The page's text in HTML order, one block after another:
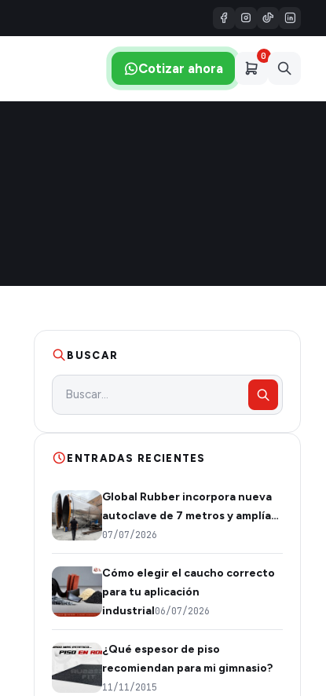
Cotizar ahora
0
BUSCAR
ENTRADAS RECIENTES
Global Rubber incorpora nueva
autoclave de 7 metros y amplía…
07/07/2026
Cómo elegir el caucho correcto
para tu aplicación
industrial06/07/2026
¿Qué espesor de piso
recomiendan para mi gimnasio?
11/11/2015